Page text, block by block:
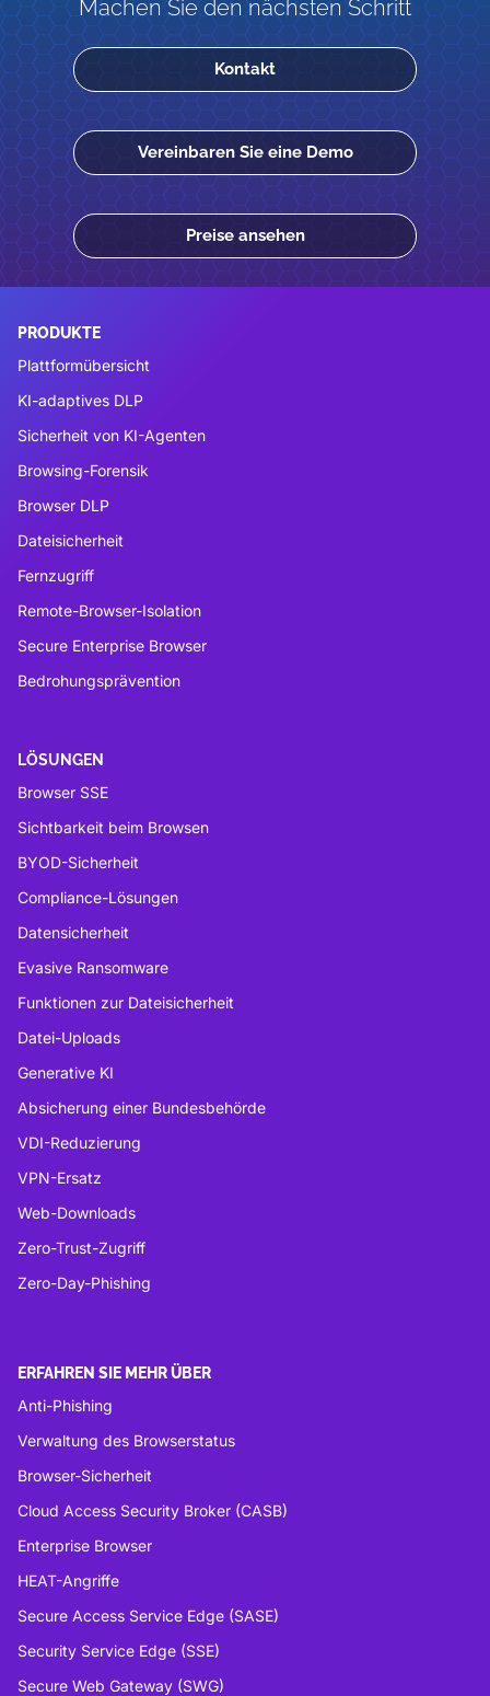
Machen Sie den nächsten Schritt
Kontakt
Vereinbaren Sie eine Demo
Preise ansehen
PRODUKTE
Plattformübersicht
KI-adaptives DLP
Sicherheit von KI-Agenten
Browsing-Forensik
Browser DLP
Dateisicherheit
Fernzugriff
Remote-Browser-Isolation
Secure Enterprise Browser
Bedrohungsprävention
LÖSUNGEN
Browser SSE
Sichtbarkeit beim Browsen
BYOD-Sicherheit
Compliance-Lösungen
Datensicherheit
Evasive Ransomware
Funktionen zur Dateisicherheit
Datei-Uploads
Generative KI
Absicherung einer Bundesbehörde
VDI-Reduzierung
VPN-Ersatz
Web-Downloads
Zero-Trust-Zugriff
Zero-Day-Phishing
ERFAHREN SIE MEHR ÜBER
Anti-Phishing
Verwaltung des Browserstatus
Browser-Sicherheit
Cloud Access Security Broker (CASB)
Enterprise Browser
HEAT-Angriffe
Secure Access Service Edge (SASE)
Security Service Edge (SSE)
Secure Web Gateway (SWG)